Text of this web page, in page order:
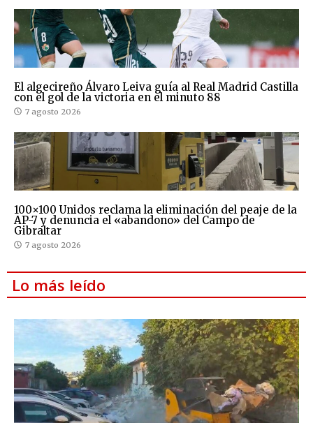
El algecireño Álvaro Leiva guía al Real Madrid Castilla
con el gol de la victoria en el minuto 88
7 agosto 2026
100×100 Unidos reclama la eliminación del peaje de la
AP-7 y denuncia el «abandono» del Campo de
Gibraltar
7 agosto 2026
Lo más leído